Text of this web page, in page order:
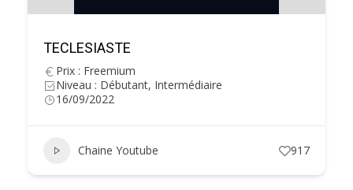
TECLESIASTE
Prix : Freemium
Niveau : Débutant, Intermédiaire
16/09/2022
Chaine Youtube 917